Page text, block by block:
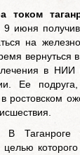
током
9 июня
на
вернуться
в НИИ
Ее
ростовском
В Таганроге